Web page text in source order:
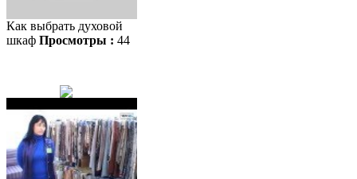
Как выбрать духовой
шкаф Просмотры : 44